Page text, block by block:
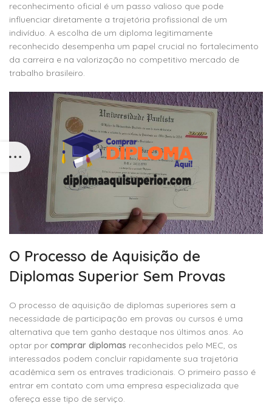
reconhecimento oficial é um passo valioso que pode
influenciar diretamente a trajetória profissional de um
indivíduo. A escolha de um diploma legitimamente
reconhecido desempenha um papel crucial no fortalecimento
da carreira e na valorização no competitivo mercado de
trabalho brasileiro.
O Processo de Aquisição de
Diplomas Superior Sem Provas
O processo de aquisição de diplomas superiores sem a
necessidade de participação em provas ou cursos é uma
alternativa que tem ganho destaque nos últimos anos. Ao
optar por comprar diplomas reconhecidos pelo MEC, os
interessados podem concluir rapidamente sua trajetória
acadêmica sem os entraves tradicionais. O primeiro passo é
entrar em contato com uma empresa especializada que
ofereça esse tipo de serviço.